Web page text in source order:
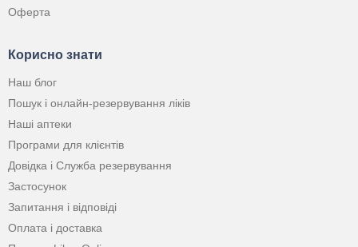
Оферта
Корисно знати
Наш блог
Пошук і онлайн-резервування ліків
Наші аптеки
Програми для клієнтів
Довідка і Служба резервування
Застосунок
Запитання і відповіді
Оплата і доставка